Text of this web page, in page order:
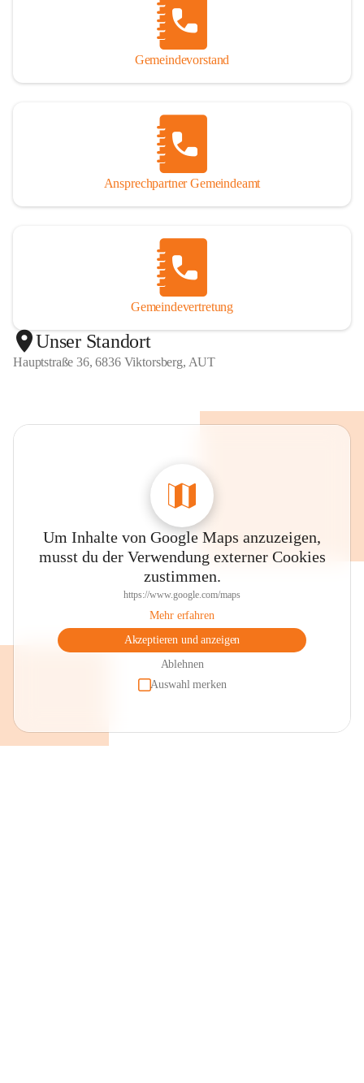
Gemeindevorstand
Ansprechpartner Gemeindeamt
Gemeindevertretung
Unser Standort
Hauptstraße 36, 6836 Viktorsberg, AUT
Um Inhalte von Google Maps anzuzeigen,
musst du der Verwendung externer Cookies
zustimmen.
https://www.google.com/maps
Mehr erfahren
Akzeptieren und anzeigen
Ablehnen
Auswahl merken